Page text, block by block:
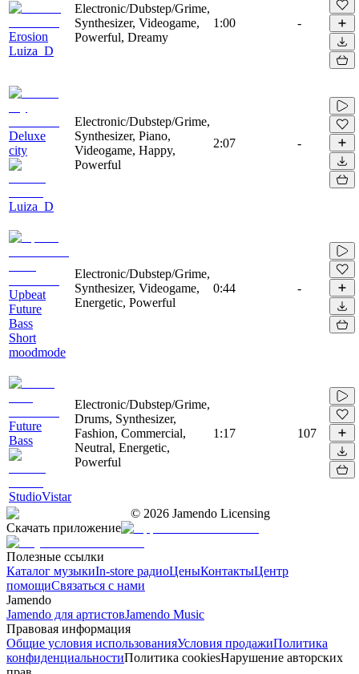
Erosion
Luiza_D
Electronic/Dubstep/Grime,
Synthesizer, Videogame,
Powerful, Dreamy
1:00 -
Deluxe
city
Luiza_D
Electronic/Dubstep/Grime,
Synthesizer, Piano,
Videogame, Happy,
Powerful
2:07 -
Upbeat
Future
Bass
Short
moodmode
Electronic/Dubstep/Grime,
Synthesizer, Videogame,
Energetic, Powerful
0:44 -
Future
Bass
StudioVistar
Electronic/Dubstep/Grime,
Drums, Synthesizer,
Fashion, Commercial,
Neutral, Energetic,
Powerful
1:17 107
© 2026 Jamendo Licensing
Скачать приложение
Полезные ссылки
Каталог музыкиIn-store радиоЦеныКонтактыЦентр
помощиСвязаться с нами
Jamendo
Jamendo для артистовJamendo Music
Правовая информация
Общие условия использованияУсловия продажиПолитика
конфиденциальностиПолитика cookiesНарушение авторских